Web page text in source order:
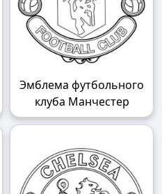
Эмблема футбольного
клуба Манчестер